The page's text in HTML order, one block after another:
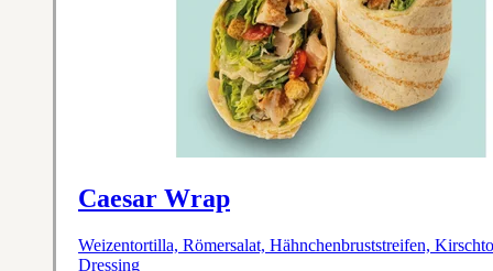
Caesar Wrap
Weizentortilla, Römersalat, Hähnchenbruststreifen,
Dressing